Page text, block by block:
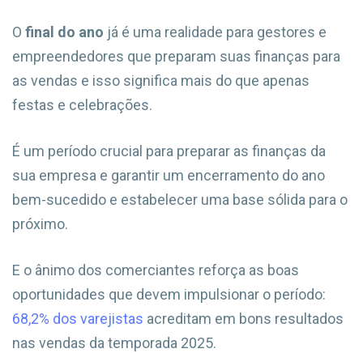
O final do ano já é uma realidade para gestores e
empreendedores que preparam suas finanças para
as vendas e isso significa mais do que apenas
festas e celebrações.
É um período crucial para preparar as finanças da
sua empresa e garantir um encerramento do ano
bem-sucedido e estabelecer uma base sólida para o
próximo.
E o ânimo dos comerciantes reforça as boas
oportunidades que devem impulsionar o período:
68,2% dos varejistas acreditam em bons resultados
nas vendas da temporada 2025.